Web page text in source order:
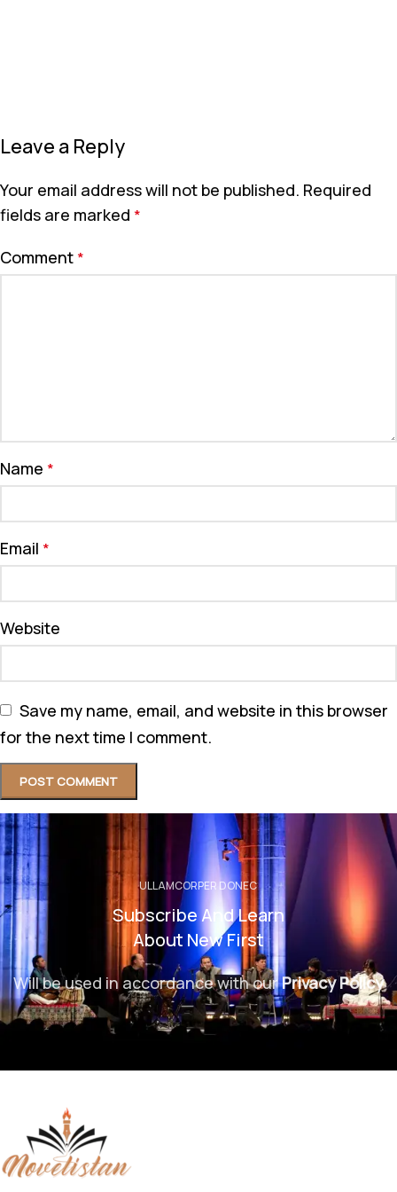
Leave a Reply
Your email address will not be published. Required
fields are marked *
Comment *
Name *
Email *
Website
Save my name, email, and website in this browser
for the next time I comment.
ULLAMCORPER DONEC
Subscribe And Learn
About New First
Will be used in accordance with ourPrivacy Policy